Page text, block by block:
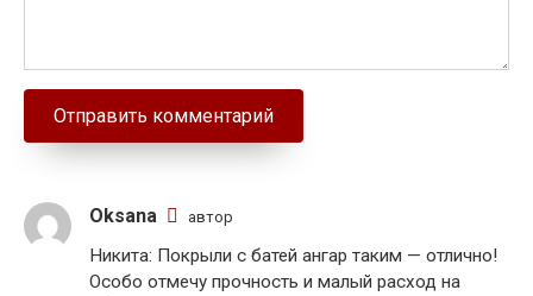
Oksana автор
Никита: Покрыли с батей ангар таким — отлично!
Особо отмечу прочность и малый расход на